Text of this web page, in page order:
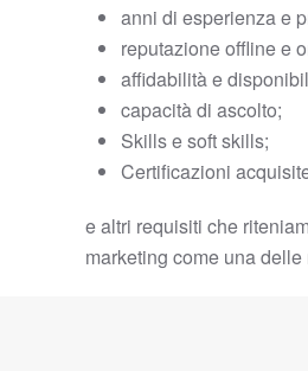
anni di esperienza e
reputazione offline e
affidabilità e
capacità di ascolto;
Skills e soft skills;
Certificazioni
e altri requisiti che
marketing come una delle